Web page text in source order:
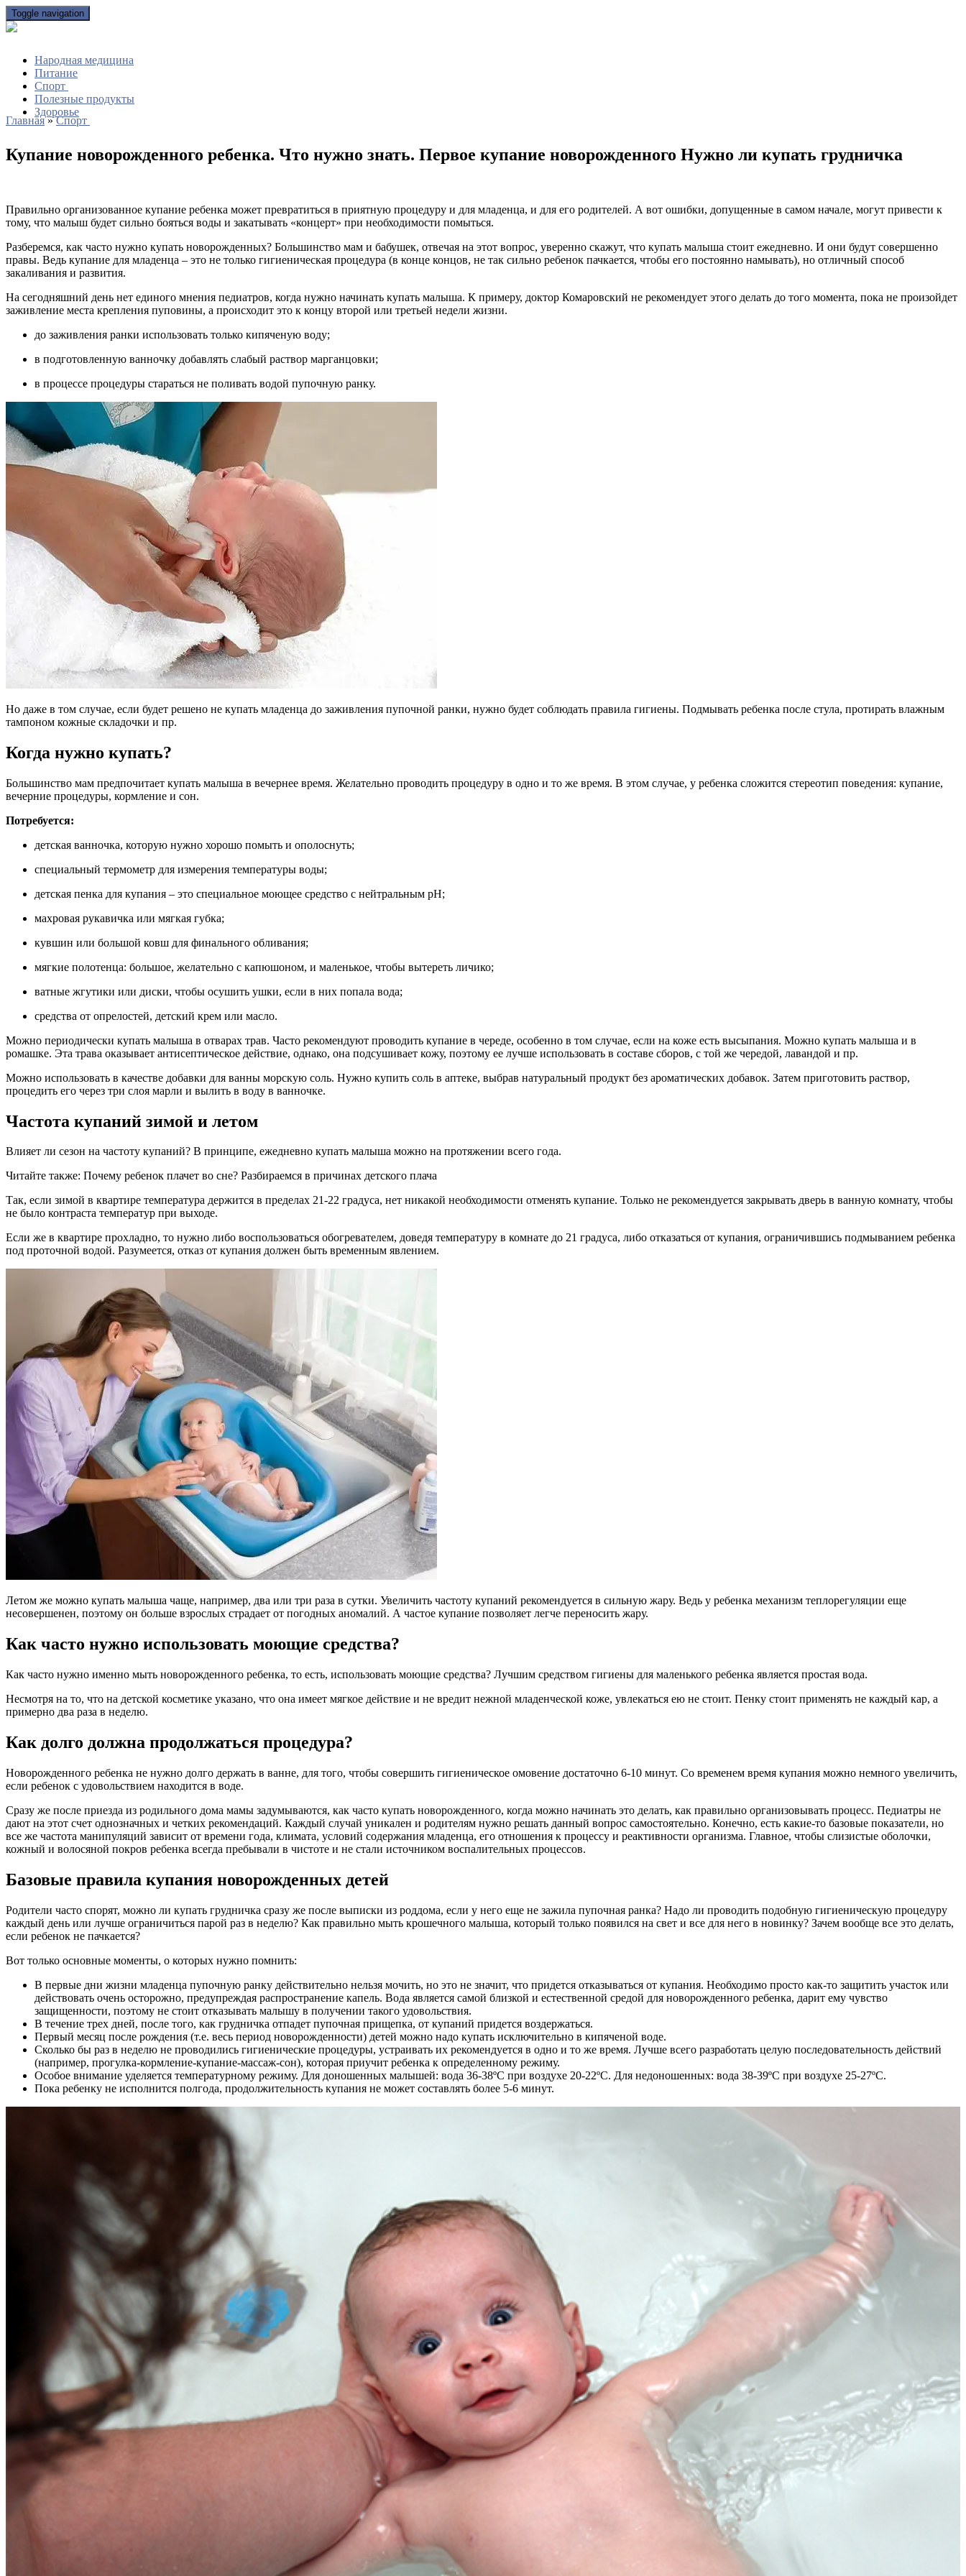
Toggle navigation
Народная медицина
Питание
Спорт
Полезные продукты
Здоровье
Главная»Спорт
Купание новорожденного ребенка. Что нужно знать. Первое купание новорожденного Нужно ли купать грудничка
Правильно организованное купание ребенка может превратиться в приятную процедуру и для младенца, и для его родителей. А вот ошибки, допущенные в самом начале, могут привести к
тому, что малыш будет сильно бояться воды и закатывать «концерт» при необходимости помыться.
Разберемся, как часто нужно купать новорожденных? Большинство мам и бабушек, отвечая на этот вопрос, уверенно скажут, что купать малыша стоит ежедневно. И они будут совершенно
правы. Ведь купание для младенца – это не только гигиеническая процедура (в конце концов, не так сильно ребенок пачкается, чтобы его постоянно намывать), но отличный способ
закаливания и развития.
На сегодняшний день нет единого мнения педиатров, когда нужно начинать купать малыша. К примеру, доктор Комаровский не рекомендует этого делать до того момента, пока не произойдет
заживление места крепления пуповины, а происходит это к концу второй или третьей недели жизни.
до заживления ранки использовать только кипяченую воду;
в подготовленную ванночку добавлять слабый раствор марганцовки;
в процессе процедуры стараться не поливать водой пупочную ранку.
Но даже в том случае, если будет решено не купать младенца до заживления пупочной ранки, нужно будет соблюдать правила гигиены. Подмывать ребенка после стула, протирать влажным
тампоном кожные складочки и пр.
Когда нужно купать?
Большинство мам предпочитает купать малыша в вечернее время. Желательно проводить процедуру в одно и то же время. В этом случае, у ребенка сложится стереотип поведения: купание,
вечерние процедуры, кормление и сон.
Потребуется:
детская ванночка, которую нужно хорошо помыть и ополоснуть;
специальный термометр для измерения температуры воды;
детская пенка для купания – это специальное моющее средство с нейтральным pH;
махровая рукавичка или мягкая губка;
кувшин или большой ковш для финального обливания;
мягкие полотенца: большое, желательно с капюшоном, и маленькое, чтобы вытереть личико;
ватные жгутики или диски, чтобы осушить ушки, если в них попала вода;
средства от опрелостей, детский крем или масло.
Можно периодически купать малыша в отварах трав. Часто рекомендуют проводить купание в череде, особенно в том случае, если на коже есть высыпания. Можно купать малыша и в
ромашке. Эта трава оказывает антисептическое действие, однако, она подсушивает кожу, поэтому ее лучше использовать в составе сборов, с той же чередой, лавандой и пр.
Можно использовать в качестве добавки для ванны морскую соль. Нужно купить соль в аптеке, выбрав натуральный продукт без ароматических добавок. Затем приготовить раствор,
процедить его через три слоя марли и вылить в воду в ванночке.
Частота купаний зимой и летом
Влияет ли сезон на частоту купаний? В принципе, ежедневно купать малыша можно на протяжении всего года.
Читайте также: Почему ребенок плачет во сне? Разбираемся в причинах детского плача
Так, если зимой в квартире температура держится в пределах 21-22 градуса, нет никакой необходимости отменять купание. Только не рекомендуется закрывать дверь в ванную комнату, чтобы
не было контраста температур при выходе.
Если же в квартире прохладно, то нужно либо воспользоваться обогревателем, доведя температуру в комнате до 21 градуса, либо отказаться от купания, ограничившись подмыванием ребенка
под проточной водой. Разумеется, отказ от купания должен быть временным явлением.
Летом же можно купать малыша чаще, например, два или три раза в сутки. Увеличить частоту купаний рекомендуется в сильную жару. Ведь у ребенка механизм теплорегуляции еще
несовершенен, поэтому он больше взрослых страдает от погодных аномалий. А частое купание позволяет легче переносить жару.
Как часто нужно использовать моющие средства?
Как часто нужно именно мыть новорожденного ребенка, то есть, использовать моющие средства? Лучшим средством гигиены для маленького ребенка является простая вода.
Несмотря на то, что на детской косметике указано, что она имеет мягкое действие и не вредит нежной младенческой коже, увлекаться ею не стоит. Пенку стоит применять не каждый кар, а
примерно два раза в неделю.
Как долго должна продолжаться процедура?
Новорожденного ребенка не нужно долго держать в ванне, для того, чтобы совершить гигиеническое омовение достаточно 6-10 минут. Со временем время купания можно немного увеличить,
если ребенок с удовольствием находится в воде.
Сразу же после приезда из родильного дома мамы задумываются, как часто купать новорожденного, когда можно начинать это делать, как правильно организовывать процесс. Педиатры не
дают на этот счет однозначных и четких рекомендаций. Каждый случай уникален и родителям нужно решать данный вопрос самостоятельно. Конечно, есть какие-то базовые показатели, но
все же частота манипуляций зависит от времени года, климата, условий содержания младенца, его отношения к процессу и реактивности организма. Главное, чтобы слизистые оболочки,
кожный и волосяной покров ребенка всегда пребывали в чистоте и не стали источником воспалительных процессов.
Базовые правила купания новорожденных детей
Родители часто спорят, можно ли купать грудничка сразу же после выписки из роддома, если у него еще не зажила пупочная ранка? Надо ли проводить подобную гигиеническую процедуру
каждый день или лучше ограничиться парой раз в неделю? Как правильно мыть крошечного малыша, который только появился на свет и все для него в новинку? Зачем вообще все это делать,
если ребенок не пачкается?
Вот только основные моменты, о которых нужно помнить:
В первые дни жизни младенца пупочную ранку действительно нельзя мочить, но это не значит, что придется отказываться от купания. Необходимо просто как-то защитить участок или
действовать очень осторожно, предупреждая распространение капель. Вода является самой близкой и естественной средой для новорожденного ребенка, дарит ему чувство
защищенности, поэтому не стоит отказывать малышу в получении такого удовольствия.
В течение трех дней, после того, как грудничка отпадет пупочная прищепка, от купаний придется воздержаться.
Первый месяц после рождения (т.е. весь период новорожденности) детей можно надо купать исключительно в кипяченой воде.
Сколько бы раз в неделю не проводились гигиенические процедуры, устраивать их рекомендуется в одно и то же время. Лучше всего разработать целую последовательность действий
(например, прогулка-кормление-купание-массаж-сон), которая приучит ребенка к определенному режиму.
Особое внимание уделяется температурному режиму. Для доношенных малышей: вода 36-38ºС при воздухе 20-22ºС. Для недоношенных: вода 38-39ºС при воздухе 25-27ºС.
Пока ребенку не исполнится полгода, продолжительность купания не может составлять более 5-6 минут.